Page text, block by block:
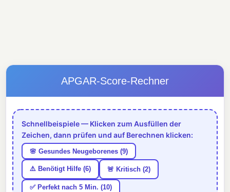
APGAR-Score-Rechner
Schnellbeispiele — Klicken zum Ausfüllen der
Zeichen, dann prüfen und auf Berechnen klicken:
🌸 Gesundes Neugeborenes (9)
⚠️ Benötigt Hilfe (6) 🚨 Kritisch (2)
✅ Perfekt nach 5 Min. (10)